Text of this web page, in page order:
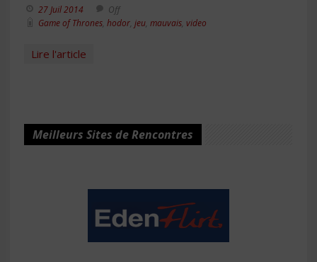
27 Juil 2014
Off
Game of Thrones hodor jeu mauvais video
Lire l'article
Meilleurs Sites de Rencontres